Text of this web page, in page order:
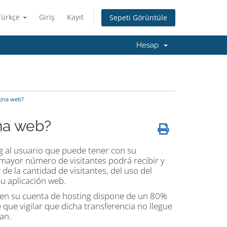
Giriş Kayıt Sepeti Görüntüle
Hesap
web?
web?
al usuario que puede tener con su
número de visitantes podrá recibir y
la cantidad de visitantes, del uso del
aplicación web.
su cuenta de hosting dispone de un 80%
vigilar que dicha transferencia no llegue